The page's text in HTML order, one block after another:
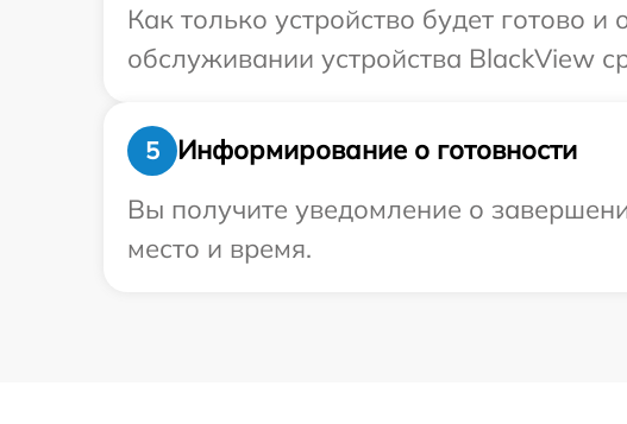
Как только устройство будет готово
обслуживании устройства BlackView
5
Информирование о готовности
Вы получите уведомление о
место и время.